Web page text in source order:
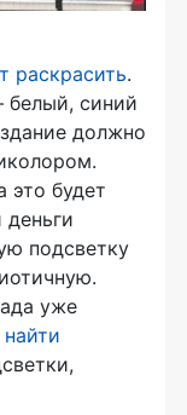
раскрасить.
синий
должно
это будет
деньги
подсветку
уже